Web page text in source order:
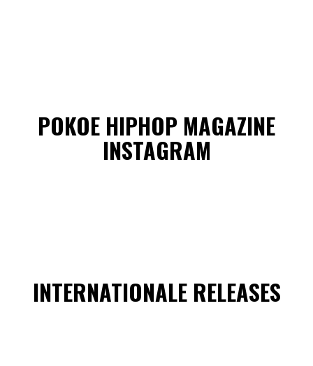
POKOE HIPHOP MAGAZINE
INSTAGRAM
INTERNATIONALE RELEASES